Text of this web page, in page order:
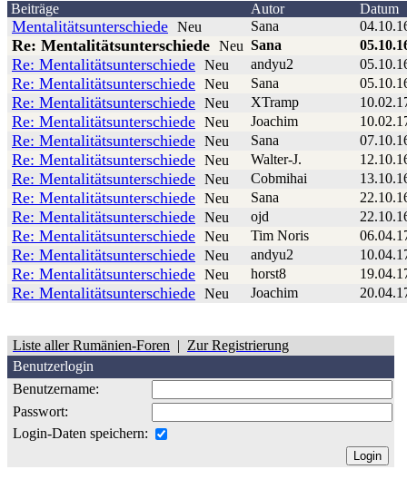
Beiträge Autor Datum
Mentalitätsunterschiede Neu Sana
Re: Mentalitätsunterschiede Neu Sana
Re: Mentalitätsunterschiede Neu andyu2
Re: Mentalitätsunterschiede Neu Sana
Re: Mentalitätsunterschiede Neu XTramp
Re: Mentalitätsunterschiede Neu Joachim
Re: Mentalitätsunterschiede Neu Sana
Re: Mentalitätsunterschiede Neu Walter-J.
Re: Mentalitätsunterschiede Neu Cobmihai
Re: Mentalitätsunterschiede Neu Sana
Re: Mentalitätsunterschiede Neu ojd
Re: Mentalitätsunterschiede Neu Tim Noris
Re: Mentalitätsunterschiede Neu andyu2
Re: Mentalitätsunterschiede Neu horst8
Re: Mentalitätsunterschiede Neu Joachim
Liste aller Rumänien-Foren | Zur Registrierung
Benutzerlogin
Benutzername:
Passwort:
Login-Daten speichern: